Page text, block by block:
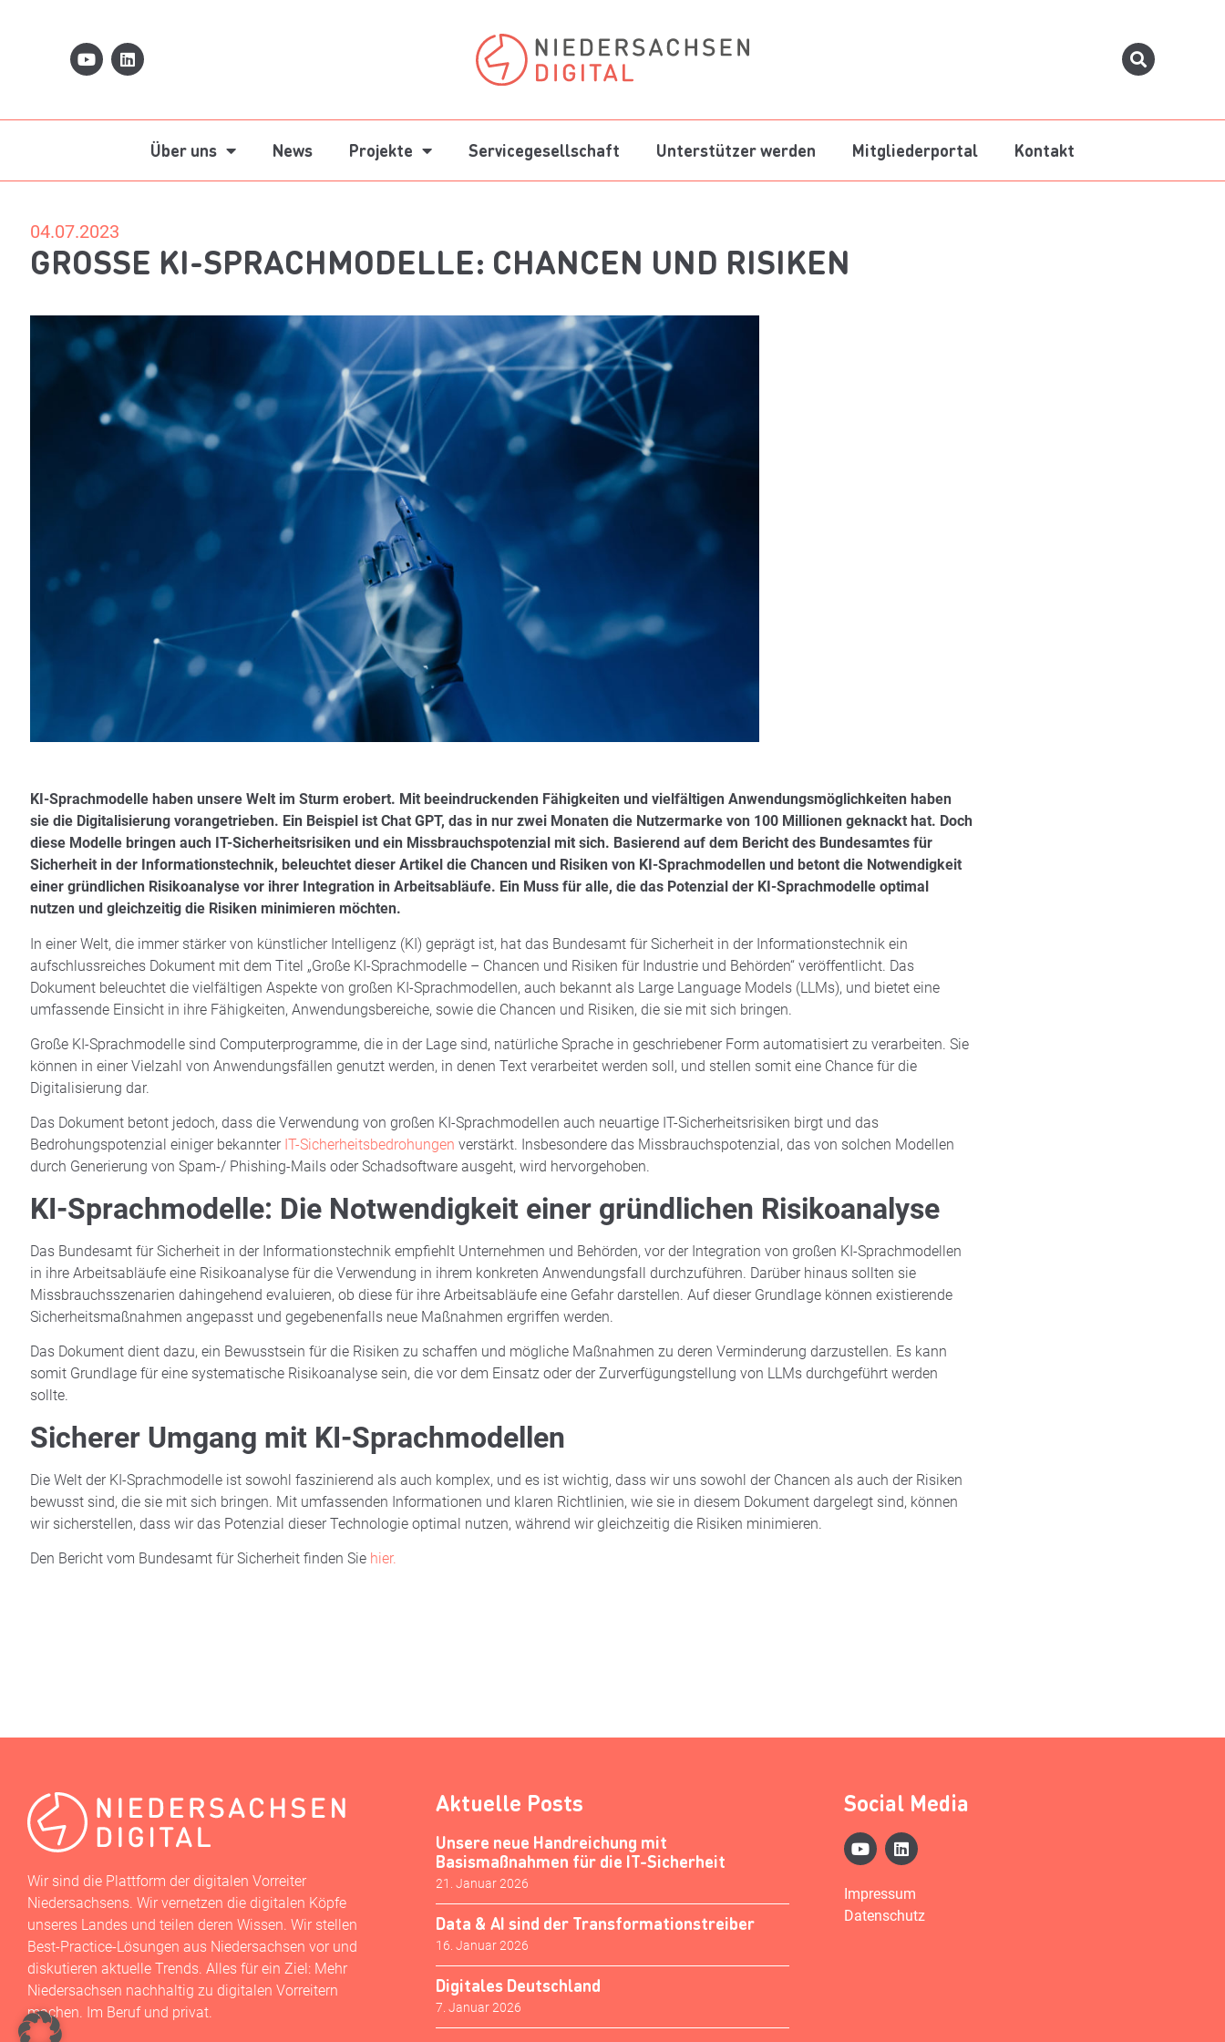
Über uns News Projekte Servicegesellschaft Unterstützer werden Mitgliederportal Kontakt
04.07.2023
GROSSE KI-SPRACHMODELLE: CHANCEN UND RISIKEN
KI-Sprachmodelle haben unsere Welt im Sturm erobert. Mit beeindruckenden Fähigkeiten und vielfältigen Anwendungsmöglichkeiten haben
sie die Digitalisierung vorangetrieben. Ein Beispiel ist Chat GPT, das in nur zwei Monaten die Nutzermarke von 100 Millionen geknackt hat. Doch
diese Modelle bringen auch IT-Sicherheitsrisiken und ein Missbrauchspotenzial mit sich. Basierend auf dem Bericht des Bundesamtes für
Sicherheit in der Informationstechnik, beleuchtet dieser Artikel die Chancen und Risiken von KI-Sprachmodellen und betont die Notwendigkeit
einer gründlichen Risikoanalyse vor ihrer Integration in Arbeitsabläufe. Ein Muss für alle, die das Potenzial der KI-Sprachmodelle optimal
nutzen und gleichzeitig die Risiken minimieren möchten.
In einer Welt, die immer stärker von künstlicher Intelligenz (KI) geprägt ist, hat das Bundesamt für Sicherheit in der Informationstechnik ein
aufschlussreiches Dokument mit dem Titel „Große KI-Sprachmodelle – Chancen und Risiken für Industrie und Behörden“ veröffentlicht. Das
Dokument beleuchtet die vielfältigen Aspekte von großen KI-Sprachmodellen, auch bekannt als Large Language Models (LLMs), und bietet eine
umfassende Einsicht in ihre Fähigkeiten, Anwendungsbereiche, sowie die Chancen und Risiken, die sie mit sich bringen.
Große KI-Sprachmodelle sind Computerprogramme, die in der Lage sind, natürliche Sprache in geschriebener Form automatisiert zu verarbeiten. Sie
können in einer Vielzahl von Anwendungsfällen genutzt werden, in denen Text verarbeitet werden soll, und stellen somit eine Chance für die
Digitalisierung dar.
Das Dokument betont jedoch, dass die Verwendung von großen KI-Sprachmodellen auch neuartige IT-Sicherheitsrisiken birgt und das
Bedrohungspotenzial einiger bekannter IT-Sicherheitsbedrohungen verstärkt. Insbesondere das Missbrauchspotenzial, das von solchen Modellen
durch Generierung von Spam-/ Phishing-Mails oder Schadsoftware ausgeht, wird hervorgehoben.
KI-Sprachmodelle: Die Notwendigkeit einer gründlichen Risikoanalyse
Das Bundesamt für Sicherheit in der Informationstechnik empfiehlt Unternehmen und Behörden, vor der Integration von großen KI-Sprachmodellen
in ihre Arbeitsabläufe eine Risikoanalyse für die Verwendung in ihrem konkreten Anwendungsfall durchzuführen. Darüber hinaus sollten sie
Missbrauchsszenarien dahingehend evaluieren, ob diese für ihre Arbeitsabläufe eine Gefahr darstellen. Auf dieser Grundlage können existierende
Sicherheitsmaßnahmen angepasst und gegebenenfalls neue Maßnahmen ergriffen werden.
Das Dokument dient dazu, ein Bewusstsein für die Risiken zu schaffen und mögliche Maßnahmen zu deren Verminderung darzustellen. Es kann
somit Grundlage für eine systematische Risikoanalyse sein, die vor dem Einsatz oder der Zurverfügungstellung von LLMs durchgeführt werden
sollte.
Sicherer Umgang mit KI-Sprachmodellen
Die Welt der KI-Sprachmodelle ist sowohl faszinierend als auch komplex, und es ist wichtig, dass wir uns sowohl der Chancen als auch der Risiken
bewusst sind, die sie mit sich bringen. Mit umfassenden Informationen und klaren Richtlinien, wie sie in diesem Dokument dargelegt sind, können
wir sicherstellen, dass wir das Potenzial dieser Technologie optimal nutzen, während wir gleichzeitig die Risiken minimieren.
Den Bericht vom Bundesamt für Sicherheit finden Sie hier.
Wir sind die Plattform der digitalen Vorreiter
Niedersachsens. Wir vernetzen die digitalen Köpfe
unseres Landes und teilen deren Wissen. Wir stellen
Best-Practice-Lösungen aus Niedersachsen vor und
diskutieren aktuelle Trends. Alles für ein Ziel: Mehr
Niedersachsen nachhaltig zu digitalen Vorreitern
machen. Im Beruf und privat.
Aktuelle Posts
Unsere neue Handreichung mit
Basismaßnahmen für die IT-Sicherheit
21. Januar 2026
Data & AI sind der Transformationstreiber
16. Januar 2026
Digitales Deutschland
7. Januar 2026
Social Media
Impressum
Datenschutz